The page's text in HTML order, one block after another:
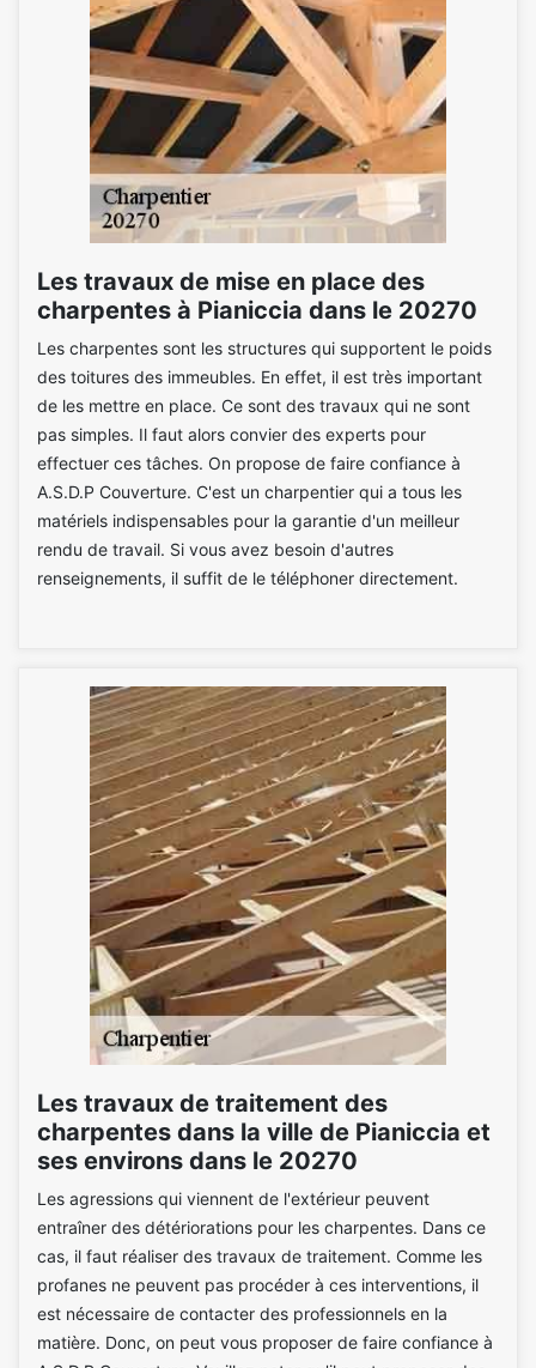
Les travaux de mise en place des
charpentes à Pianiccia dans le 20270
Les charpentes sont les structures qui supportent le poids
des toitures des immeubles. En effet, il est très important
de les mettre en place. Ce sont des travaux qui ne sont
pas simples. Il faut alors convier des experts pour
effectuer ces tâches. On propose de faire confiance à
A.S.D.P Couverture. C'est un charpentier qui a tous les
matériels indispensables pour la garantie d'un meilleur
rendu de travail. Si vous avez besoin d'autres
renseignements, il suffit de le téléphoner directement.
Les travaux de traitement des
charpentes dans la ville de Pianiccia et
ses environs dans le 20270
Les agressions qui viennent de l'extérieur peuvent
entraîner des détériorations pour les charpentes. Dans ce
cas, il faut réaliser des travaux de traitement. Comme les
profanes ne peuvent pas procéder à ces interventions, il
est nécessaire de contacter des professionnels en la
matière. Donc, on peut vous proposer de faire confiance à